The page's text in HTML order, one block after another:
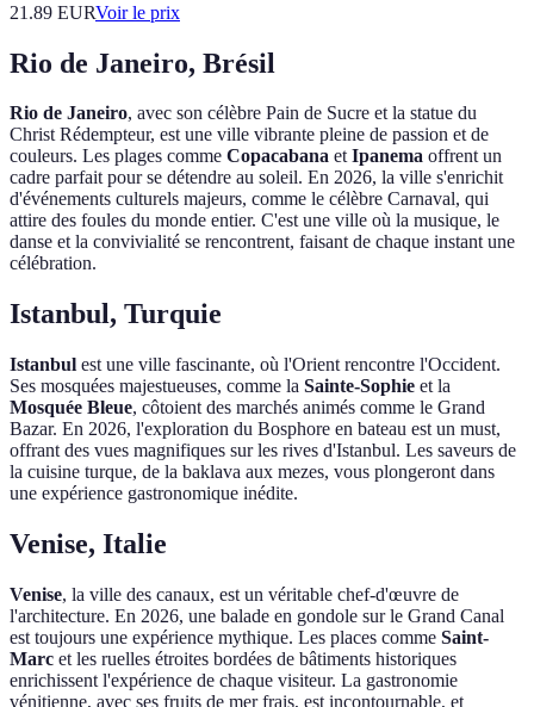
21.89 EURVoir le prix
Rio de Janeiro, Brésil
Rio de Janeiro, avec son célèbre Pain de Sucre et la statue du
Christ Rédempteur, est une ville vibrante pleine de passion et de
couleurs. Les plages comme Copacabana etIpanema offrent un
cadre parfait pour se détendre au soleil. En 2026, la ville s'enrichit
d'événements culturels majeurs, comme le célèbre Carnaval, qui
attire des foules du monde entier. C'est une ville où la musique, le
danse et la convivialité se rencontrent, faisant de chaque instant une
célébration.
Istanbul, Turquie
Istanbul est une ville fascinante, où l'Orient rencontre l'Occident.
Ses mosquées majestueuses, comme la Sainte-Sophie et la
Mosquée Bleue, côtoient des marchés animés comme le Grand
Bazar. En 2026, l'exploration du Bosphore en bateau est un must,
offrant des vues magnifiques sur les rives d'Istanbul. Les saveurs de
la cuisine turque, de la baklava aux mezes, vous plongeront dans
une expérience gastronomique inédite.
Venise, Italie
Venise, la ville des canaux, est un véritable chef-d'œuvre de
l'architecture. En 2026, une balade en gondole sur le Grand Canal
est toujours une expérience mythique. Les places comme Saint-
Marc et les ruelles étroites bordées de bâtiments historiques
enrichissent l'expérience de chaque visiteur. La gastronomie
vénitienne, avec ses fruits de mer frais, est incontournable, et